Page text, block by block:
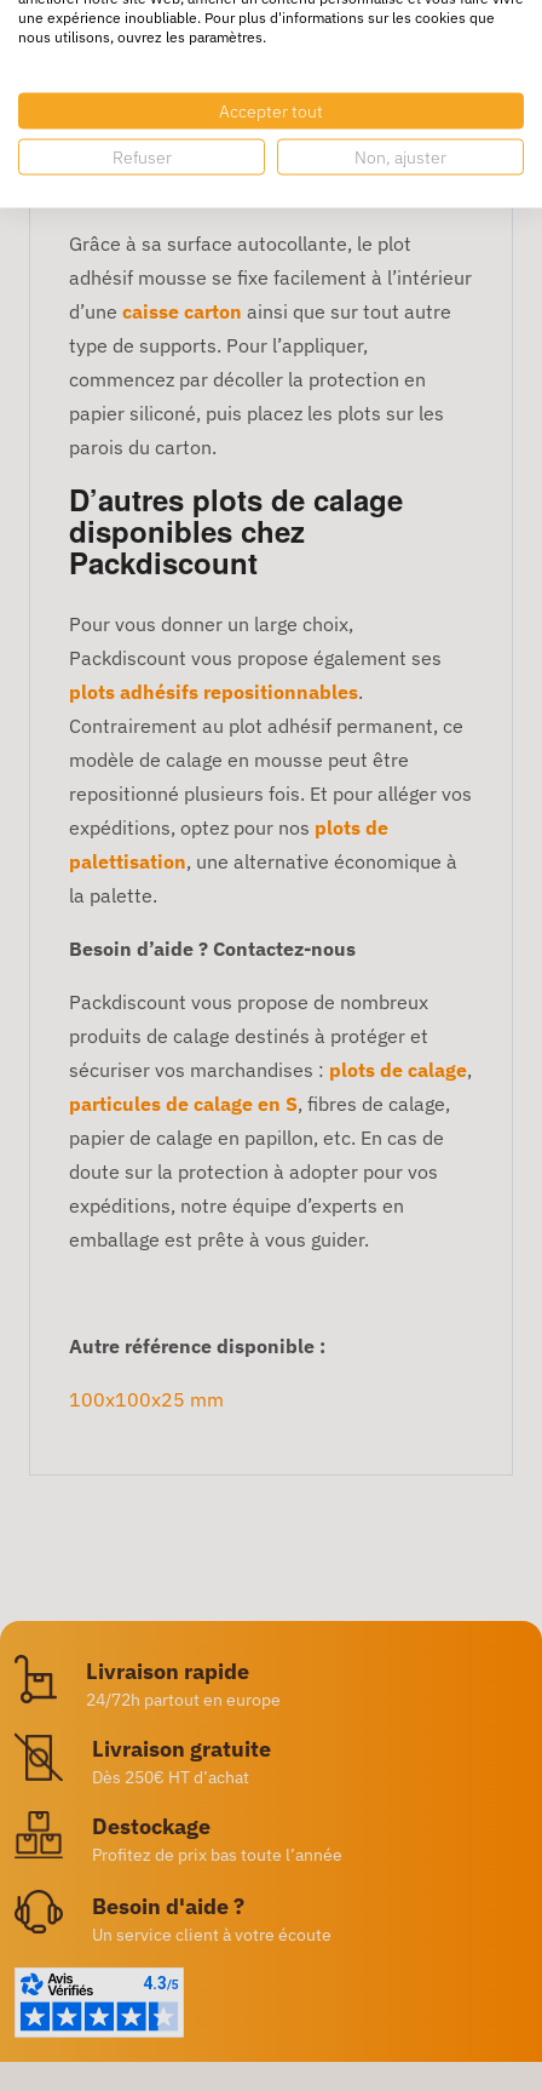
produits hors de portée des chocs et
transport ou la manutention.
Application du plot adhésif
mousse dans un carton
Grâce à sa surface autocollante, le plot
adhésif mousse se fixe facilement à l’intérieur
d’une caisse carton ainsi que sur tout autre
type de supports. Pour l’appliquer,
commencez par décoller la protection en
papier siliconé, puis placez les plots sur les
parois du carton.
D’autres plots de calage
disponibles chez
Packdiscount
Pour vous donner un large choix,
Packdiscount vous propose également ses
plots adhésifs repositionnables.
Contrairement au plot adhésif permanent, ce
modèle de calage en mousse peut être
repositionné plusieurs fois. Et pour alléger vos
expéditions, optez pour nos plots de
palettisation, une alternative économique à
la palette.
Besoin d’aide ? Contactez-nous
Packdiscount vous propose de nombreux
produits de calage destinés à protéger et
sécuriser vos marchandises : plots de calage,
particules de calage en S, fibres de calage,
papier de calage en papillon, etc. En cas de
doute sur la protection à adopter pour vos
expéditions, notre équipe d’experts en
emballage est prête à vous guider.
Autre référence disponible :
100x100x25 mm
Livraison rapide
24/72h partout en europe
Livraison gratuite
Dès 250€ HT d’achat
Destockage
Profitez de prix bas toute l’année
Besoin d'aide ?
Un service client à votre écoute
une expérience inoubliable. Pour plus d'informations sur les cookies que
nous utilisons, ouvrez les paramètres.
Accepter tout
Refuser Non, ajuster